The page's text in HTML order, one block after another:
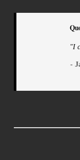
"I
-